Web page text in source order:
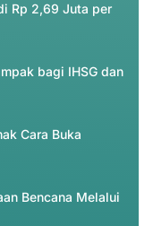
Rp 2,69 Juta per
bagi IHSG dan
Cara Buka
Bencana Melalui